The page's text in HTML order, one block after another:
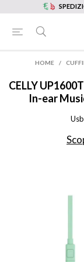
HOME /
CELLY
In-ear